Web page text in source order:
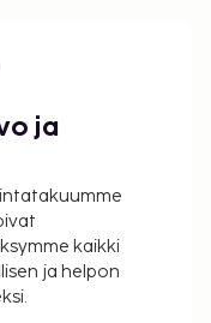
sisältyä
1500 ZAR per
meille
ja
kaikki
ja helpon